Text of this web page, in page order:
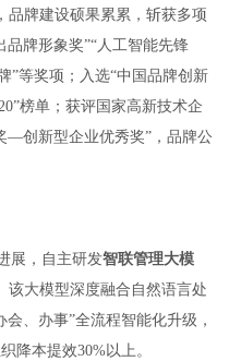
品牌建设硕果累累，斩获多项
牌形象奖”“人工智能先锋
”等奖项；入选“中国品牌创新
榜单；获评国家高新技术企
—创新型企业优秀奖”，品牌公
展，自主研发智联管理大模
该大模型深度融合自然语言处
、办事”全流程智能化升级，
降本提效30%以上。